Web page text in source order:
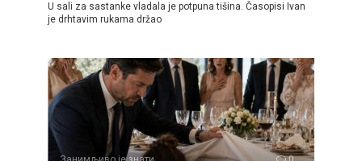
U sali za sastanke vladala je potpuna tišina. Časopisi Ivan
je drhtavim rukama držao